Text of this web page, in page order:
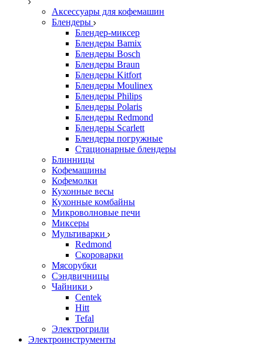
Аксессуары для кофемашин
Блендеры
Блендер-миксер
Блендеры Bamix
Блендеры Bosch
Блендеры Braun
Блендеры Kitfort
Блендеры Moulinex
Блендеры Philips
Блендеры Polaris
Блендеры Redmond
Блендеры Scarlett
Блендеры погружные
Стационарные блендеры
Блинницы
Кофемашины
Кофемолки
Кухонные весы
Кухонные комбайны
Микроволновые печи
Миксеры
Мультиварки
Redmond
Скороварки
Мясорубки
Сэндвичницы
Чайники
Centek
Hitt
Tefal
Электрогрили
Электроинструменты